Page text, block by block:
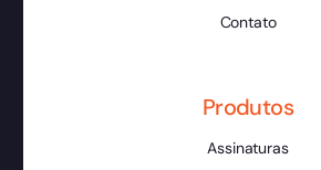
Contato
Produtos
Assinaturas